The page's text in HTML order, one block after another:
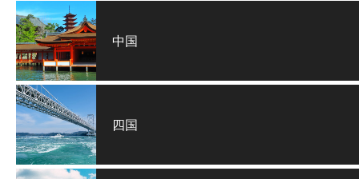
中国
四国